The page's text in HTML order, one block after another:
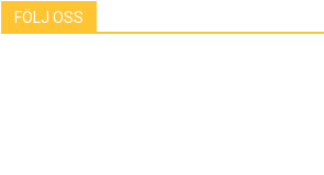
FÖLJ OSS